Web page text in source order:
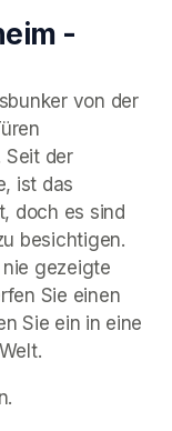
-
von der
Seit der
ist das
doch es sind
besichtigen.
gezeigte
Sie einen
Sie ein in eine